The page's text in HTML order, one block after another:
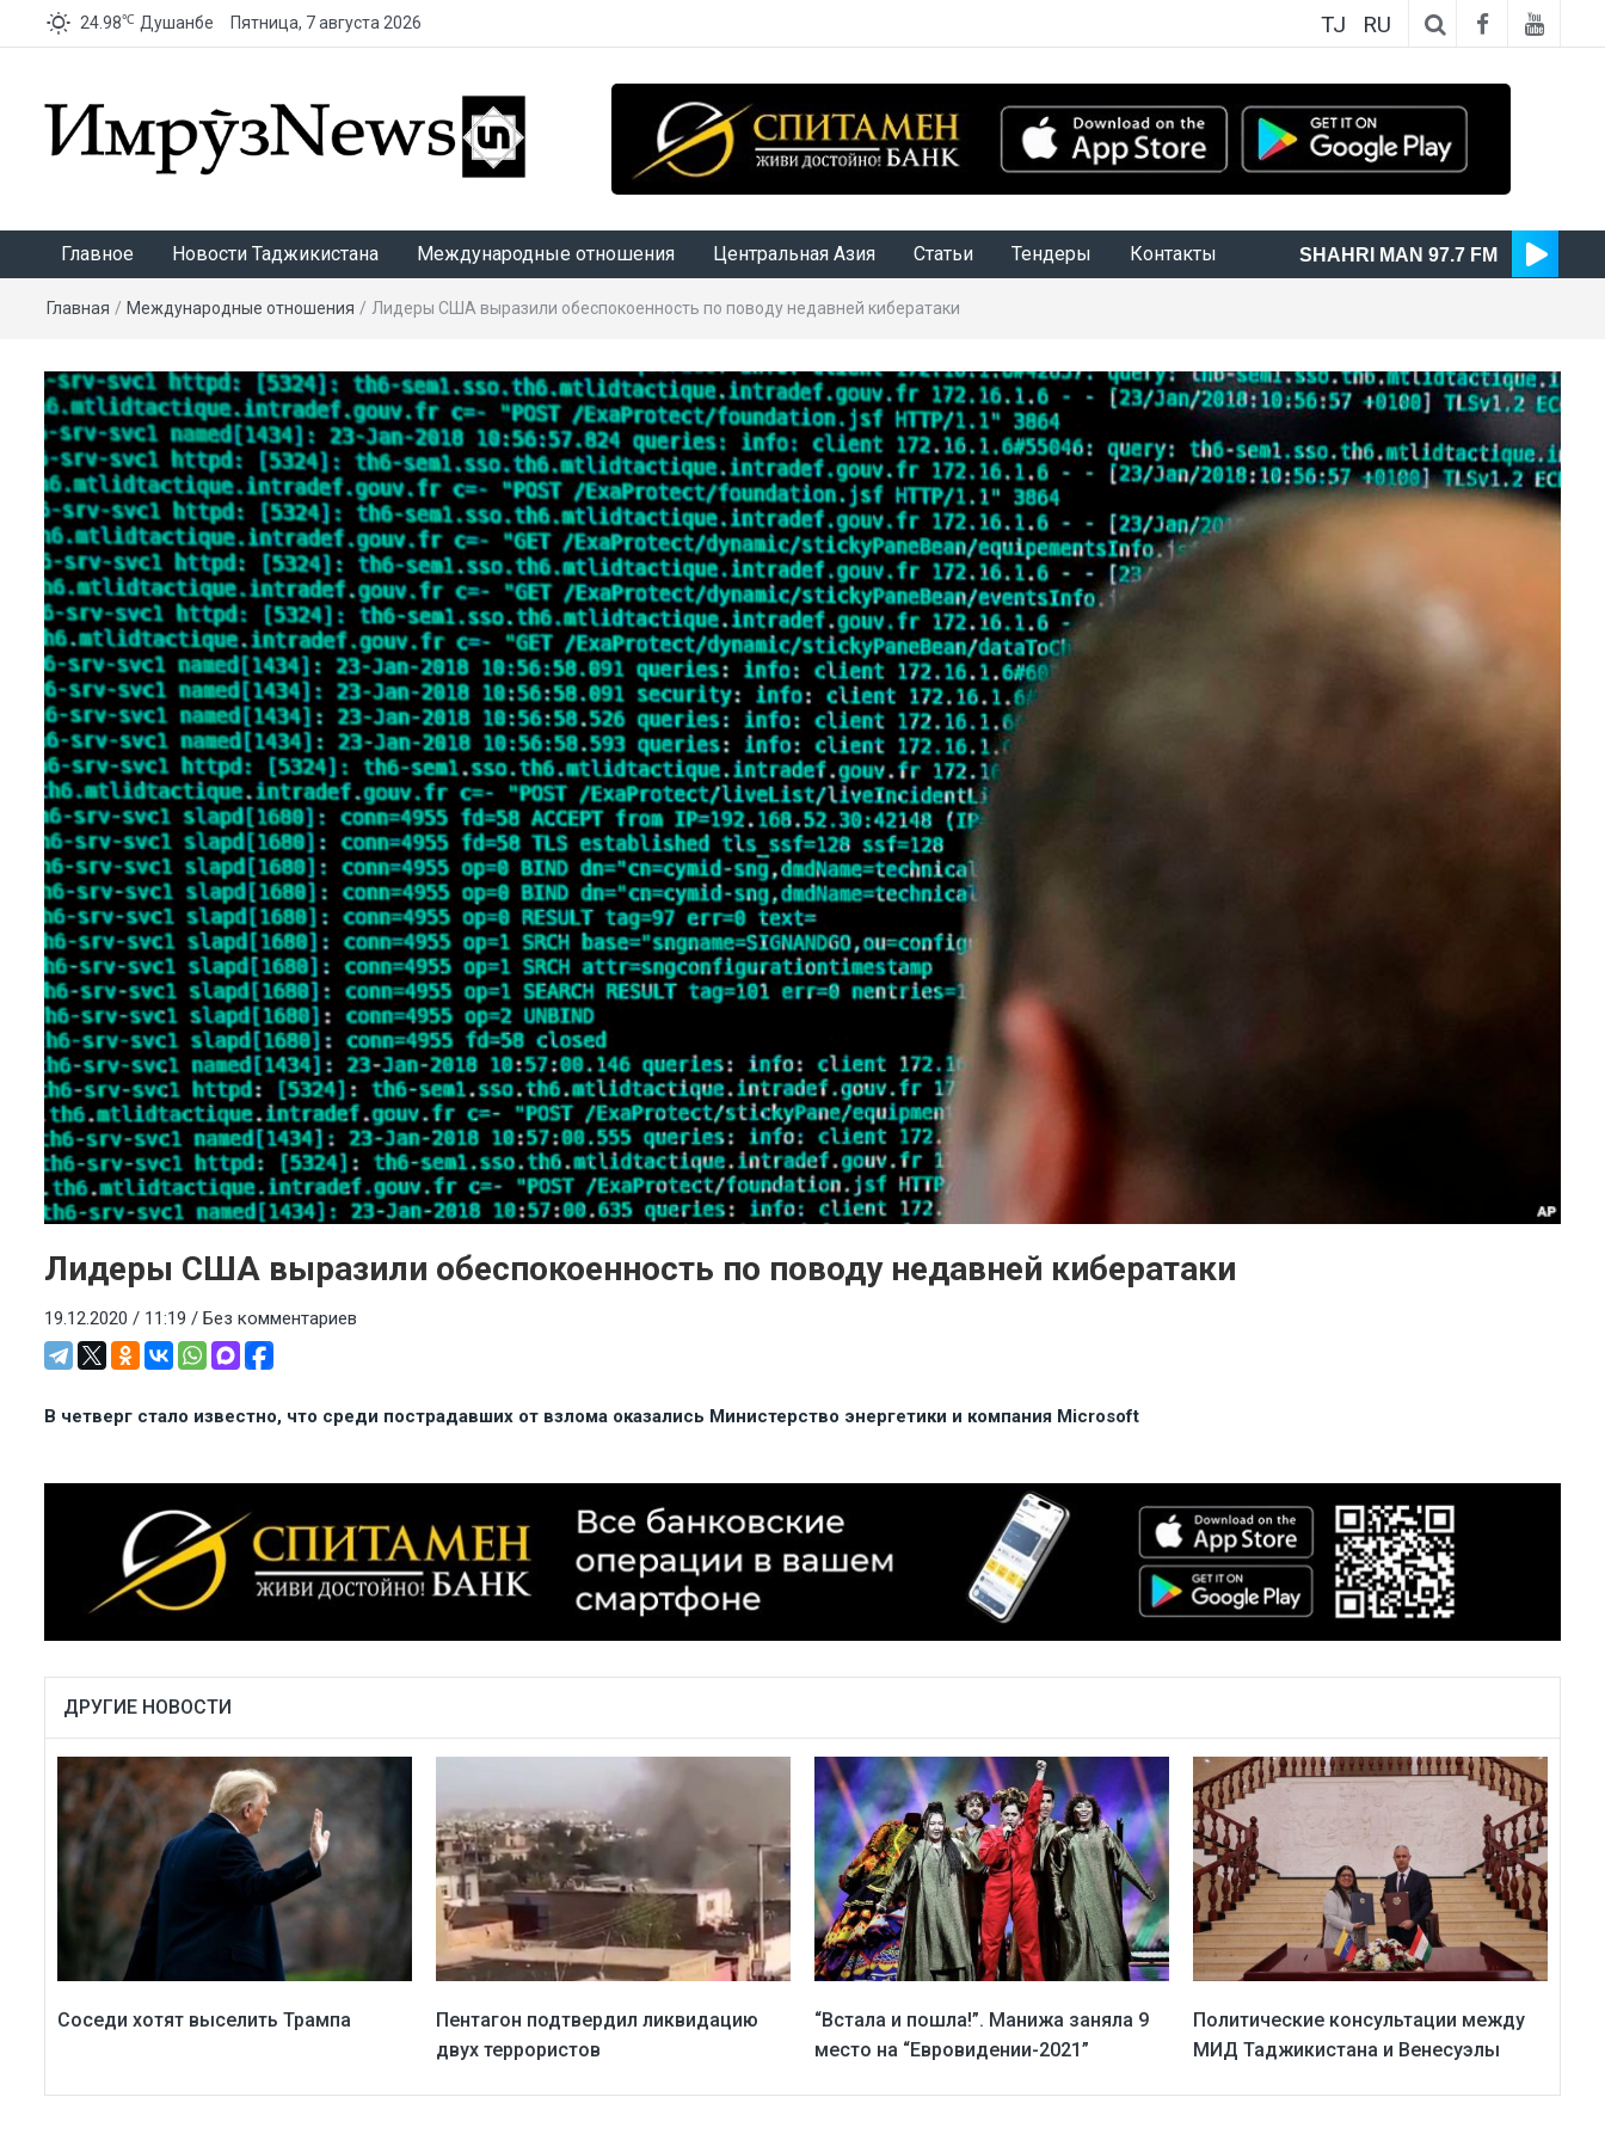
24.98℃ Душанбе Пятница, 7 августа 2026 TJ RU
Главное Новости Таджикистана Международные отношения Центральная Азия Статьи Тендеры Контакты SHAHRI MAN 97.7 FM
Главная / Международные отношения / Лидеры США выразили обеспокоенность по поводу недавней кибератаки
Лидеры США выразили обеспокоенность по поводу недавней кибератаки
19.12.2020 / 11:19 / Без комментариев
В четверг стало известно, что среди пострадавших от взлома оказались Министерство энергетики и компания Microsoft
ДРУГИЕ НОВОСТИ
Соседи хотят выселить Трампа
Пентагон подтвердил ликвидацию
двух террористов
“Встала и пошла!”. Манижа заняла 9
место на “Евровидении-2021”
Политические консультации между
МИД Таджикистана и Венесуэлы